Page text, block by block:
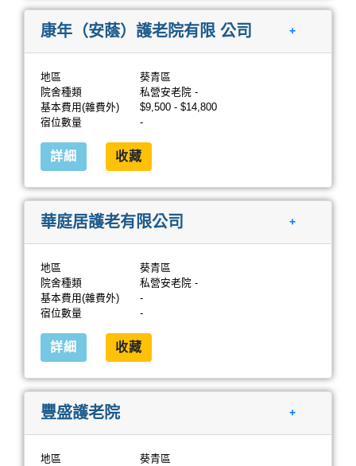
康年（安蔭）護老院有限 公司 +
地區
葵青區
院舍種類
私營安老院 -
基本費用(雜費外)
$9,500 - $14,800
宿位數量
-
詳細 收藏
華庭居護老有限公司 +
地區
葵青區
院舍種類
私營安老院 -
基本費用(雜費外)
-
宿位數量
-
詳細 收藏
豐盛護老院 +
地區
葵青區